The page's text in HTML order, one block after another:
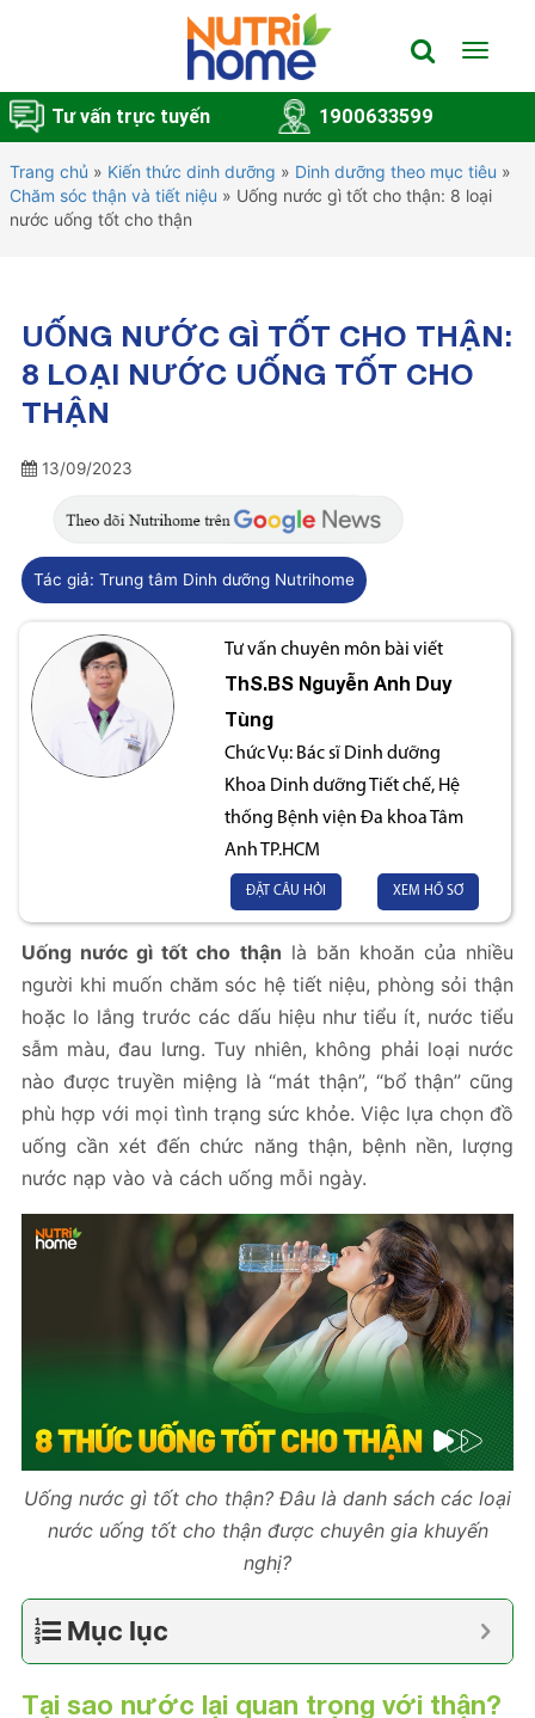
Toggle
Tư vấn trực tuyến 1900633599
Trang chủ » Kiến thức dinh dưỡng » Dinh dưỡng theo mục tiêu »
Chăm sóc thận và tiết niệu » Uống nước gì tốt cho thận: 8 loại
nước uống tốt cho thận
UỐNG NƯỚC GÌ TỐT CHO THẬN:
8 LOẠI NƯỚC UỐNG TỐT CHO
THẬN
13/09/2023
Tác giả: Trung tâm Dinh dưỡng Nutrihome
Tư vấn chuyên môn bài viết
ThS.BS Nguyễn Anh Duy
Tùng
Chức Vụ: Bác sĩ Dinh dưỡng
Khoa Dinh dưỡng Tiết chế, Hệ
thống Bệnh viện Đa khoa Tâm
Anh TP.HCM
ĐẶT CÂU HỎI XEM HỒ SƠ
Uống nước gì tốt cho thận là băn khoăn của nhiều
người khi muốn chăm sóc hệ tiết niệu, phòng sỏi thận
hoặc lo lắng trước các dấu hiệu như tiểu ít, nước tiểu
sẫm màu, đau lưng. Tuy nhiên, không phải loại nước
nào được truyền miệng là “mát thận”, “bổ thận” cũng
phù hợp với mọi tình trạng sức khỏe. Việc lựa chọn đồ
uống cần xét đến chức năng thận, bệnh nền, lượng
nước nạp vào và cách uống mỗi ngày.
Uống nước gì tốt cho thận? Đâu là danh sách các loại
nước uống tốt cho thận được chuyên gia khuyến
nghị?
Mục lục
Tại sao nước lại quan trọng với thận?